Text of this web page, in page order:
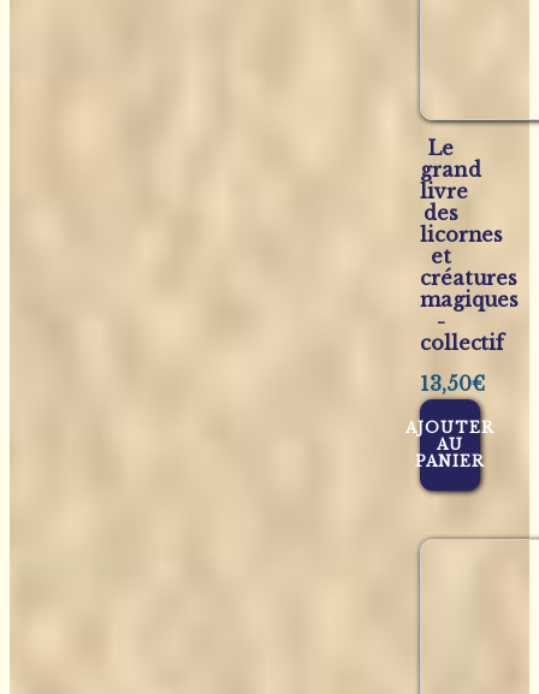
Le
grand
livre
des
licornes
et
créatures
magiques
-
collectif
13,50€
AJOUTER
AU
PANIER